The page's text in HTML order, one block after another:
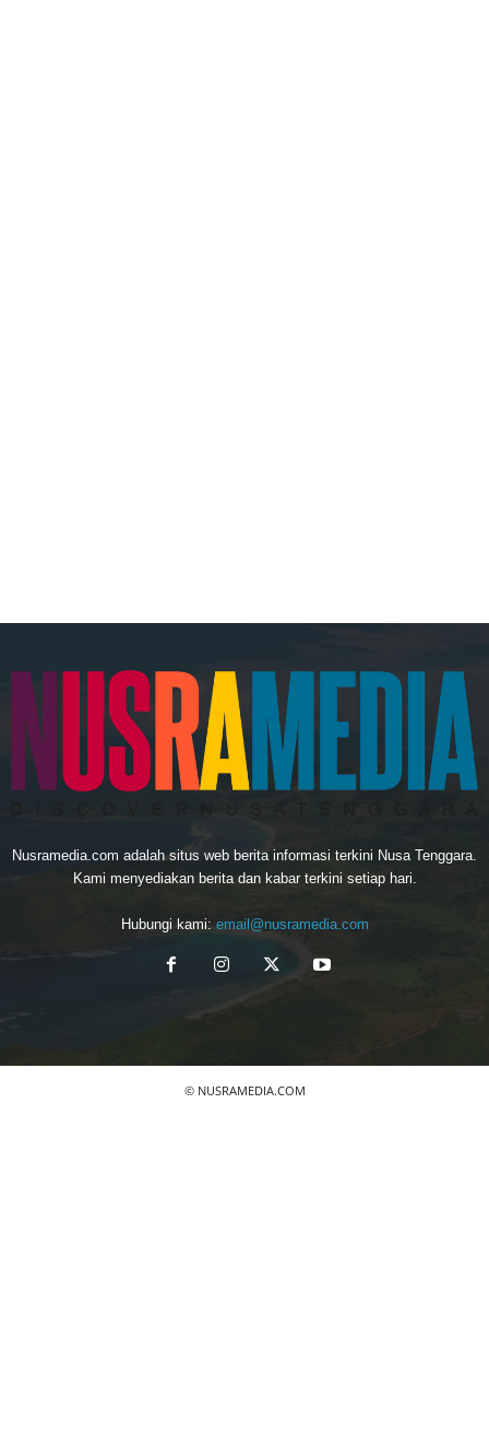
Nusramedia.com adalah situs web berita informasi terkini Nusa Tenggara.
Kami menyediakan berita dan kabar terkini setiap hari.
Hubungi kami: email@nusramedia.com
© NUSRAMEDIA.COM